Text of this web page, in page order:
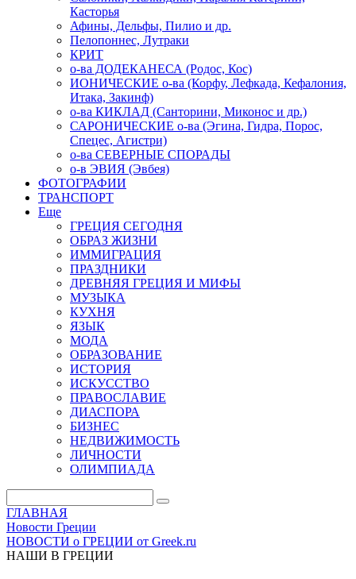
Касторья
Афины, Дельфы, Пилио и др.
Пелопоннес, Лутраки
КРИТ
о-ва ДОДЕКАНЕСА (Родос, Кос)
ИОНИЧЕСКИЕ о-ва (Корфу, Лефкада, Кефалония,
Итака, Закинф)
о-ва КИКЛАД (Санторини, Миконос и др.)
САРОНИЧЕСКИЕ о-ва (Эгина, Гидра, Порос,
Спецес, Агистри)
о-ва СЕВЕРНЫЕ СПОРАДЫ
о-в ЭВИЯ (Эвбея)
ФОТОГРАФИИ
ТРАНСПОРТ
Еще
ГРЕЦИЯ СЕГОДНЯ
ОБРАЗ ЖИЗНИ
ИММИГРАЦИЯ
ПРАЗДНИКИ
ДРЕВНЯЯ ГРЕЦИЯ И МИФЫ
МУЗЫКА
КУХНЯ
ЯЗЫК
МОДА
ОБРАЗОВАНИЕ
ИСТОРИЯ
ИСКУССТВО
ПРАВОСЛАВИЕ
ДИАСПОРА
БИЗНЕС
НЕДВИЖИМОСТЬ
ЛИЧНОСТИ
ОЛИМПИАДА
ГЛАВНАЯ
Новости Греции
НОВОСТИ о ГРЕЦИИ от Greek.ru
НАШИ В ГРЕЦИИ